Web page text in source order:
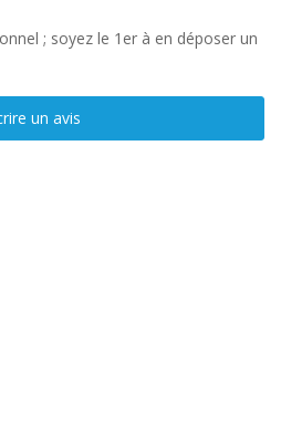
; soyez le 1er à en déposer un
un avis